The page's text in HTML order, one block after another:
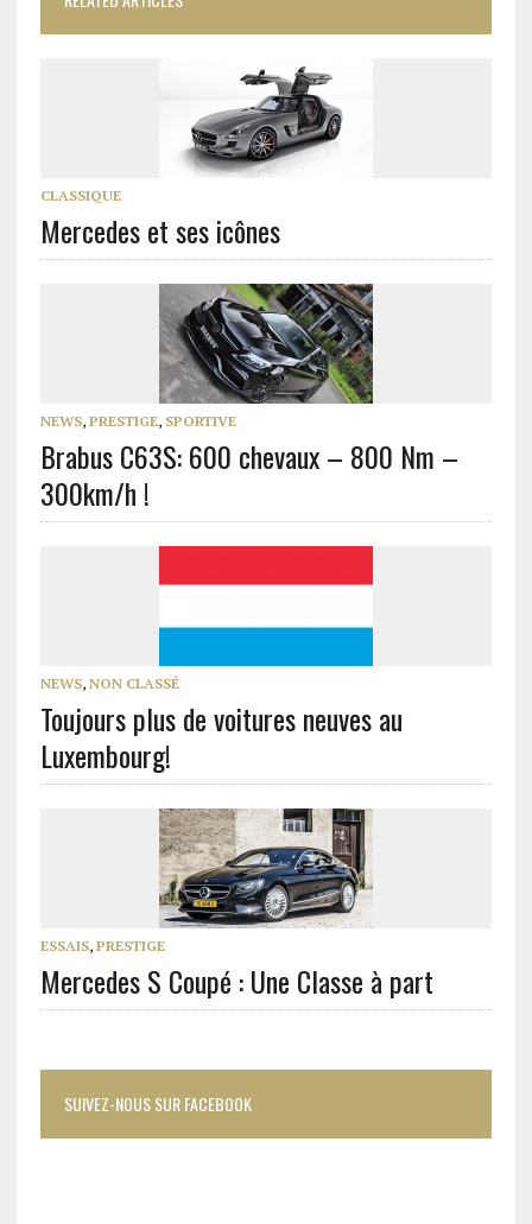
CLASSIQUE
Mercedes et ses icônes
NEWS, PRESTIGE, SPORTIVE
Brabus C63S: 600 chevaux – 800 Nm –
300km/h !
NEWS, NON CLASSÉ
Toujours plus de voitures neuves au
Luxembourg!
ESSAIS, PRESTIGE
Mercedes S Coupé : Une Classe à part
SUIVEZ-NOUS SUR FACEBOOK